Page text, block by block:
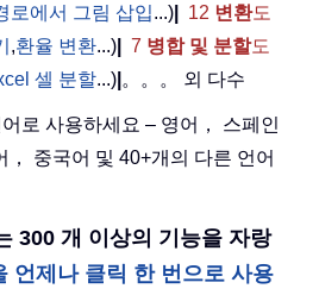
로에서 그림 삽입...) 12 변환도
,환율 변환...) 7 병합 및 분할도
셀 분할...) 。。。 외 다수
로 사용하세요 – 영어， 스페인
， 중국어 및 40+개의 다른 언어
300 개 이상의 기능을 자랑
언제나 클릭 한 번으로 사용